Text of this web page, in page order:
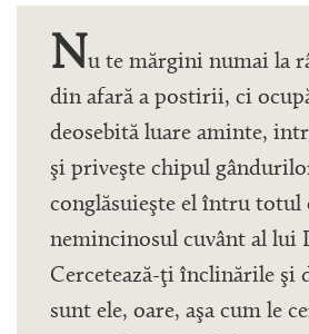
Nu te mărgini numai la
din afară a postirii, ci
deosebită luare aminte,
şi priveşte chipul
conglăsuieşte el întru totul
nemincinosul cuvânt al lui
Cercetează-ţi înclinările şi
sunt ele, oare, aşa cum le